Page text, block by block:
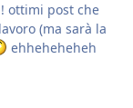
ottimi post che
(ma sarà la
ehheheheheh